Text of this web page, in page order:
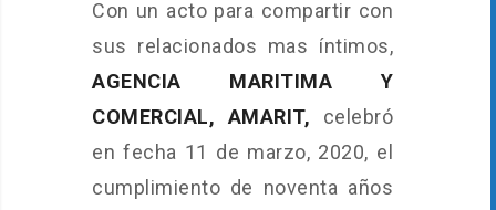
Con un acto para compartir con
sus relacionados mas íntimos,
AGENCIA MARITIMA Y
COMERCIAL, AMARIT, celebró
en fecha 11 de marzo, 2020, el
cumplimiento de noventa años